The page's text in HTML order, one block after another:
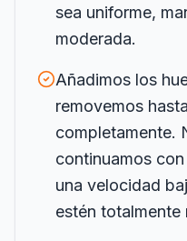
sea uniforme,
moderada.
Añadimos los
removemos
completamente.
continuamos
una velocidad
estén totalmente